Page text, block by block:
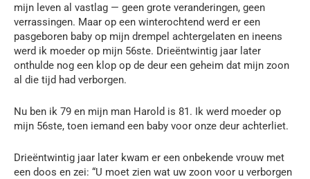
mijn leven al vastlag — geen grote veranderingen, geen
verrassingen. Maar op een winterochtend werd er een
pasgeboren baby op mijn drempel achtergelaten en ineens
werd ik moeder op mijn 56ste. Drieëntwintig jaar later
onthulde nog een klop op de deur een geheim dat mijn zoon
al die tijd had verborgen.
Nu ben ik 79 en mijn man Harold is 81. Ik werd moeder op
mijn 56ste, toen iemand een baby voor onze deur achterliet.
Drieëntwintig jaar later kwam er een onbekende vrouw met
een doos en zei: “U moet zien wat uw zoon voor u verborgen